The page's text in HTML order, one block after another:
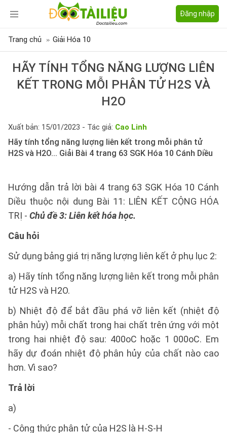
Đăng nhập
Trang chủ Giải Hóa 10
HÃY TÍNH TỔNG NĂNG LƯỢNG LIÊN
KẾT TRONG MỖI PHÂN TỬ H2S VÀ
H2O
Xuất bản: 15/01/2023 - Tác giả: Cao Linh
Hãy tính tổng năng lượng liên kết trong mỗi phân tử
H2S và H2O... Giải Bài 4 trang 63 SGK Hóa 10 Cánh Diều
Hướng dẫn trả lời bài 4 trang 63 SGK Hóa 10 Cánh
Diều thuộc nội dung Bài 11: LIÊN KẾT CỘNG HÓA
TRỊ - Chủ đề 3: Liên kết hóa học.
Câu hỏi
Sử dụng bảng giá trị năng lượng liên kết ở phụ lục 2:
a) Hãy tính tổng năng lượng liên kết trong mỗi phân
tử H2S và H2O.
b) Nhiệt độ để bắt đầu phá vỡ liên kết (nhiệt độ
phân hủy) mỗi chất trong hai chất trên ứng với một
trong hai nhiệt độ sau: 400oC hoặc 1 000oC. Em
hãy dự đoán nhiệt độ phân hủy của chất nào cao
hơn. Vì sao?
Trả lời
a)
- Công thức phân tử của H2S là H-S-H